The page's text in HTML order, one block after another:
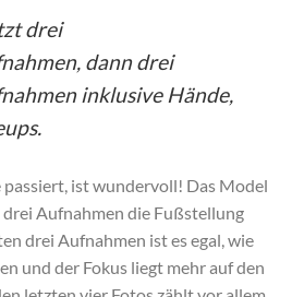
drei
dann drei
inklusive Hände,
passiert, ist wundervoll! Das Model
Aufnahmen die Fußstellung
drei Aufnahmen ist es egal, wie
und der Fokus liegt mehr auf den